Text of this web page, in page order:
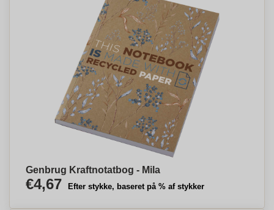
Genbrug Kraftnotatbog - Mila
€4,67 Efter stykke, baseret på % af stykker